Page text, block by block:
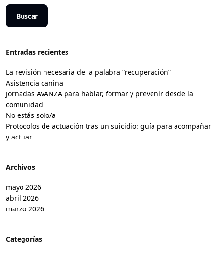
Buscar
Entradas recientes
La revisión necesaria de la palabra “recuperación”
Asistencia canina
Jornadas AVANZA para hablar, formar y prevenir desde la
comunidad
No estás solo/a
Protocolos de actuación tras un suicidio: guía para acompañar
y actuar
Archivos
mayo 2026
abril 2026
marzo 2026
Categorías